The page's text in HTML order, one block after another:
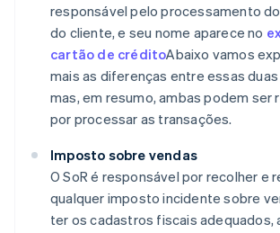
responsável pelo processamento
do cliente, e seu nome aparece no
cartão de créditoAbaixo vamos
mais as diferenças entre essas
mas, em resumo, ambas podem ser
por processar as transações.
Imposto sobre vendas
O SoR é responsável por recolher e
qualquer imposto incidente sobre
ter os cadastros fiscais adequados,